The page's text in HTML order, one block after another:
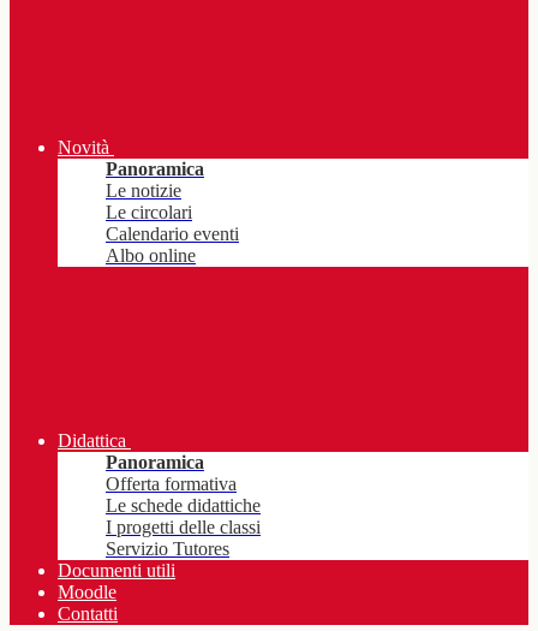
Novità
Panoramica
Le notizie
Le circolari
Calendario eventi
Albo online
Didattica
Panoramica
Offerta formativa
Le schede didattiche
I progetti delle classi
Servizio Tutores
Documenti utili
Moodle
Contatti